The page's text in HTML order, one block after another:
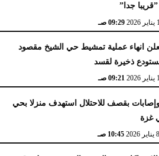
جدا”
09:29 صـ
انهاء عملية تمشيط حي الشيخ مقصود
ذخيرة لقسد
09:21 صـ
بقصف للاحتلال استهدف منزلا بحي
غزة
10:45 صـ